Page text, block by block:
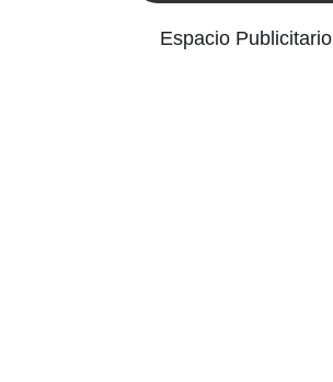
Espacio Publicitario